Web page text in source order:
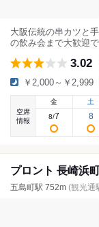
大阪伝統の串カツと
の飲み会まで大歓迎で
3.02
￥2,000～￥2,999
空席
情報
金
8/7
土
8
プロント 長崎浜
五島町駅 752m (観光通